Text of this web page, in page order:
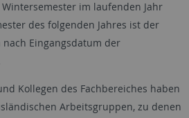
im laufenden Jahr
des folgenden Jahres ist der
nach Eingangsdatum der
Kollegen des Fachbereiches haben
Arbeitsgruppen, zu denen